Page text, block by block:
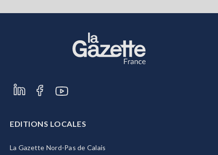
EDITIONS LOCALES
La Gazette Nord-Pas de Calais